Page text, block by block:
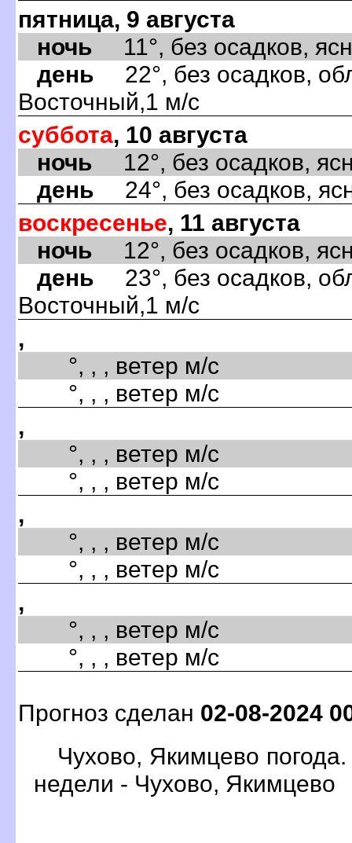
пятница, 9 августа
ночь 11°, без осадков,
день 22°, без осадков,
Восточный,1 м/с
суббота, 10 августа
ночь 12°, без осадков,
день 24°, без осадков,
воскресенье, 11 августа
ночь 12°, без осадков,
день 23°, без осадков,
Восточный,1 м/с
,
°, , , ветер м/с
°, , , ветер м/с
,
°, , , ветер м/с
°, , , ветер м/с
,
°, , , ветер м/с
°, , , ветер м/с
,
°, , , ветер м/с
°, , , ветер м/с
Прогноз сделан 02-08-2024
Чухово, Якимцево
недели - Чухово, Якимцево